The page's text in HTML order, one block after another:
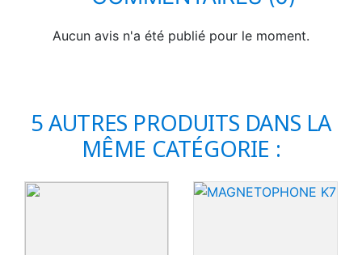
Aucun avis n'a été publié pour le moment.
5 AUTRES PRODUITS DANS LA
MÊME CATÉGORIE :